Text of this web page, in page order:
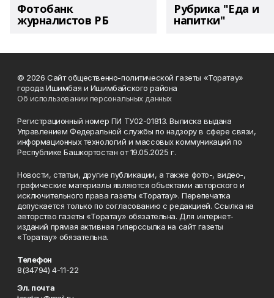
Фотобанк
журналистов РБ
Рубрика "Еда и
напитки"
© 2026 Сайт общественно-политической газеты «Торатау»
города Ишимбая и Ишимбайского района
Об использовании персональных данных
Регистрационный номер ПИ ТУ02-01813. Выписка выдана
Управлением Федеральной службы по надзору в сфере связи,
информационных технологий и массовых коммуникаций по
Республике Башкортостан от 19.05.2025 г.
Новости, статьи, другие публикации, а также фото-, видео-,
графические материалы являются объектами авторского и
исключительного права газеты «Торатау». Перепечатка
допускается только по согласованию с редакцией. Ссылка на
авторство газеты «Торатау» обязательна. Для интернет-
изданий прямая активная гиперссылка на сайт газеты
«Торатау» обязательна.
Телефон
8(34794) 4-11-22
Эл. почта